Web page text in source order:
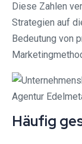
Diese Zahlen
Strategien auf
Bedeutung von
Häufig